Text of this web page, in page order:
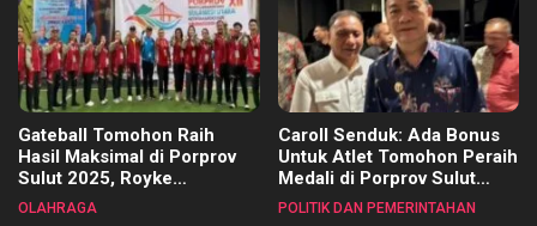
Gateball Tomohon Raih
Hasil Maksimal di Porprov
Sulut 2025, Royke
Tangkawarouw Ucapkan
OLAHRAGA
Caroll Senduk: Ada Bonus
Untuk Atlet Tomohon Peraih
Medali di Porprov Sulut
2025
POLITIK DAN PEMERINTAHAN